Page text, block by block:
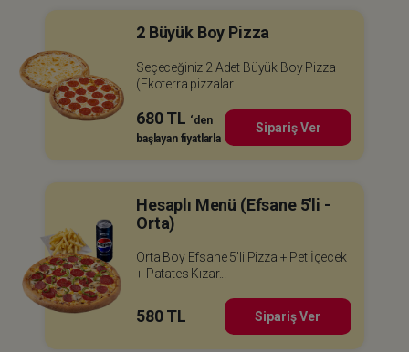
2 Büyük Boy Pizza
Seçeceğiniz 2 Adet Büyük Boy Pizza
(Ekoterra pizzalar ...
680 TL ‘den
başlayan fiyatlarla
Sipariş Ver
Hesaplı Menü (Efsane 5'li -
Orta)
Orta Boy Efsane 5'li Pizza + Pet İçecek
+ Patates Kızar...
580 TL Sipariş Ver